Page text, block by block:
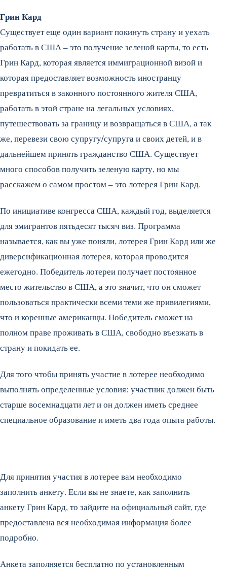
Грин Кард
Существует еще один вариант покинуть страну и уехать
работать в США – это получение зеленой карты, то есть
Грин Кард, которая является иммиграционной визой и
которая предоставляет возможность иностранцу
превратиться в законного постоянного жителя США,
работать в этой стране на легальных условиях,
путешествовать за границу и возвращаться в США, а так
же, перевези свою супругу/супруга и своих детей, и в
дальнейшем принять гражданство США. Существует
много способов получить зеленую карту, но мы
расскажем о самом простом – это лотерея Грин Кард.
По инициативе конгресса США, каждый год, выделяется
для эмигрантов пятьдесят тысяч виз. Программа
называется, как вы уже поняли, лотерея Грин Кард или же
диверсификационная лотерея, которая проводится
ежегодно. Победитель лотереи получает постоянное
место жительство в США, а это значит, что он сможет
пользоваться практически всеми теми же привилегиями,
что и коренные американцы. Победитель сможет на
полном праве проживать в США, свободно въезжать в
страну и покидать ее.
Для того чтобы принять участие в лотерее необходимо
выполнять определенные условия: участник должен быть
старше восемнадцати лет и он должен иметь среднее
специальное образование и иметь два года опыта работы.
Для принятия участия в лотерее вам необходимо
заполнить анкету. Если вы не знаете, как заполнить
анкету Грин Кард, то зайдите на официальный сайт, где
предоставлена вся необходимая информация более
подробно.
Анкета заполняется бесплатно по установленным